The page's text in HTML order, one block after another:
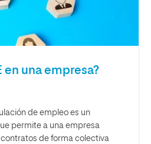
en una empresa?
de empleo es un
permite a una empresa
de forma colectiva